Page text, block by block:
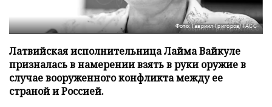
Фото: Гавриил Григоров/ТАСС
Латвийская исполнительница Лайма Вайкуле
призналась в намерении взять в руки оружие в
случае вооруженного конфликта между ее
страной и Россией.